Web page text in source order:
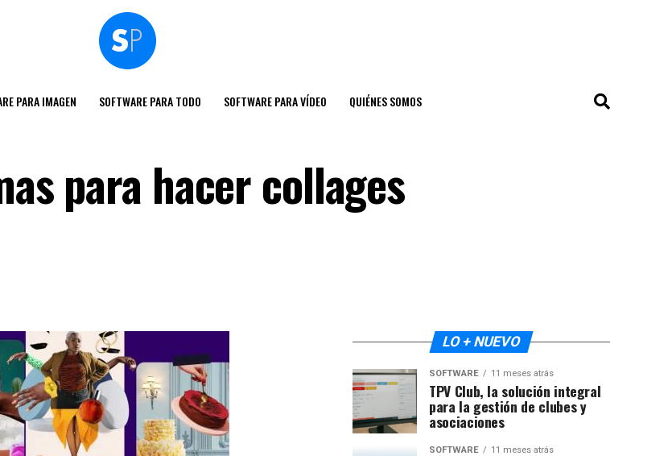
PARA IMAGEN SOFTWARE PARA TODO SOFTWARE PARA VÍDEO QUIÉNES SOMOS
para hacer collages
LO + NUEVO
SOFTWARE 11 meses atrás
TPV Club, la solución integral
para la gestión de clubes y
asociaciones
SOFTWARE 11 meses atrás